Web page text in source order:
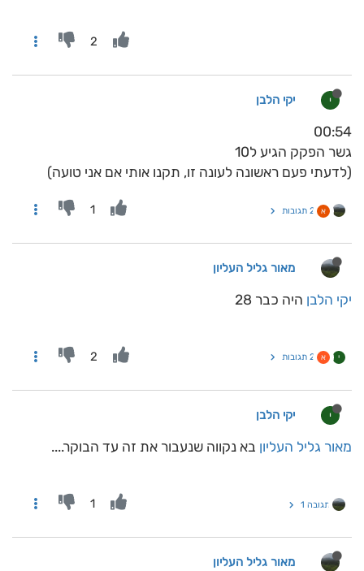
2
י יקי הלבן
00:54
גשר הפקק הגיע ל10
(לדעתי פעם ראשונה לעונה זו, תקנו אותי אם אני טועה)
א 2 תגובות 1
מאור גליל העליון
יקי הלבן היה כבר 28
י א 2 תגובות 2
י יקי הלבן
מאור גליל העליון בא נקווה שנעבור את זה עד הבוקר....
תגובה 1 1
מאור גליל העליון